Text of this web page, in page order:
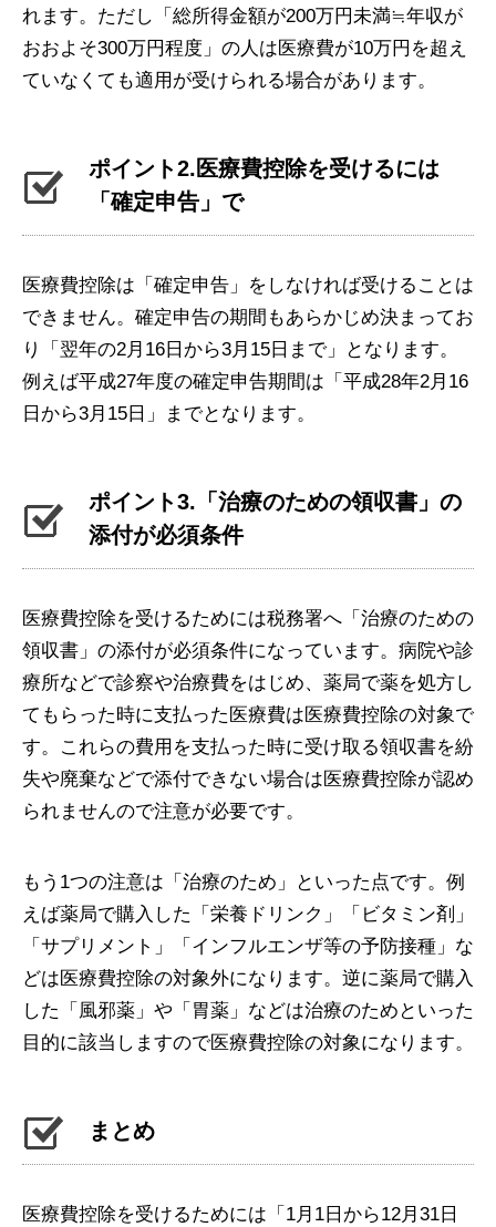
れます。ただし「総所得金額が200万円未満≒年収が
おおよそ300万円程度」の人は医療費が10万円を超え
ていなくても適用が受けられる場合があります。
ポイント2.医療費控除を受けるには
「確定申告」で
医療費控除は「確定申告」をしなければ受けることは
できません。確定申告の期間もあらかじめ決まってお
り「翌年の2月16日から3月15日まで」となります。
例えば平成27年度の確定申告期間は「平成28年2月16
日から3月15日」までとなります。
ポイント3.「治療のための領収書」の
添付が必須条件
医療費控除を受けるためには税務署へ「治療のための
領収書」の添付が必須条件になっています。病院や診
療所などで診察や治療費をはじめ、薬局で薬を処方し
てもらった時に支払った医療費は医療費控除の対象で
す。これらの費用を支払った時に受け取る領収書を紛
失や廃棄などで添付できない場合は医療費控除が認め
られませんので注意が必要です。
もう1つの注意は「治療のため」といった点です。例
えば薬局で購入した「栄養ドリンク」「ビタミン剤」
「サプリメント」「インフルエンザ等の予防接種」な
どは医療費控除の対象外になります。逆に薬局で購入
した「風邪薬」や「胃薬」などは治療のためといった
目的に該当しますので医療費控除の対象になります。
まとめ
医療費控除を受けるためには「1月1日から12月31日